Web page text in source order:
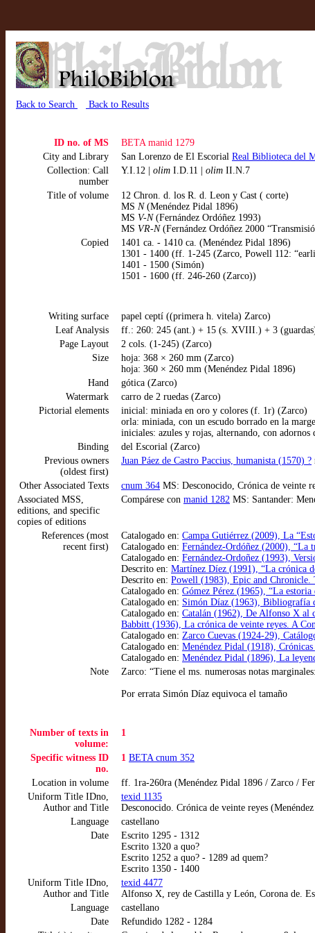
Back to Search Back to Results
ID no. of MS
BETA manid 1279
City and Library
San Lorenzo de El Escorial Real Biblioteca del
Collection: Call
number
Y.I.12 | olim I.D.11 | olim II.N.7
Title of volume
12 Chron. d. los R. d. Leon y Cast ( corte)
MS N(Menéndez Pidal 1896)
MS V-N(Fernández Ordóñez 1993)
MS VR-N(Fernández Ordóñez 2000
Copied
1401 ca. - 1410 ca. (Menéndez Pidal 1896)
1301 - 1400 (ff. 1-245 (Zarco, Powell 112:
1401 - 1500 (Simón)
1501 - 1600 (ff. 246-260 (Zarco))
Writing surface
papel ceptí ((primera h. vitela) Zarco)
Leaf Analysis
ff.: 260: 245 (ant.) + 15 (s. XVIII.) + 3
Page Layout
2 cols. (1-245) (Zarco)
Size
hoja: 368 × 260 mm (Zarco)
hoja: 360 × 260 mm (Menéndez Pidal 1896)
Hand
gótica (Zarco)
Watermark
carro de 2 ruedas (Zarco)
Pictorial elements
inicial: miniada en oro y colores (f. 1r) (Zarco)
orla: miniada, con un escudo borrado en la
iniciales: azules y rojas, alternando, con
Binding
del Escorial (Zarco)
Previous owners
(oldest first)
Juan Páez de Castro Paccius, humanista (1570) ?
Other Associated Texts cnum 364 MS: Desconocido, Crónica de veinte
Associated MSS,
editions, and specific
copies of editions
Compárese con manid 1282 MS: Santander:
References (most
recent first)
Catalogado en: Campa Gutiérrez (2009), La
Catalogado en: Fernández-Ordóñez (2000), “La
Catalogado en: Fernández-Ordoñez (1993),
Descrito en: Martínez Díez (1991), “La crónica
Descrito en: Powell (1983), Epic and Chronicle.
Catalogado en: Gómez Pérez (1965), “La
Catalogado en: Simón Díaz (1963), Bibliografía
Catalogado en: Catalán (1962), De Alfonso X al
Babbitt (1936), La crónica de veinte reyes. A
Catalogado en: Zarco Cuevas (1924-29),
Catalogado en: Menéndez Pidal (1918), Crónicas
Catalogado en: Menéndez Pidal (1896), La
Note
Zarco: “Tiene el ms. numerosas notas
Por errata Simón Díaz equivoca el tamaño
Number of texts in
volume:
1
Specific witness ID
no.
1 BETA cnum 352
Location in volume
ff. 1ra-260ra (Menéndez Pidal 1896 / Zarco /
Uniform Title IDno,
Author and Title
texid 1135
Desconocido. Crónica de veinte reyes
Language
castellano
Date
Escrito 1295 - 1312
Escrito 1320 a quo?
Escrito 1252 a quo? - 1289 ad quem?
Escrito 1350 - 1400
Uniform Title IDno,
Author and Title
texid 4477
Alfonso X, rey de Castilla y León, Corona de.
Language
castellano
Date
Refundido 1282 - 1284